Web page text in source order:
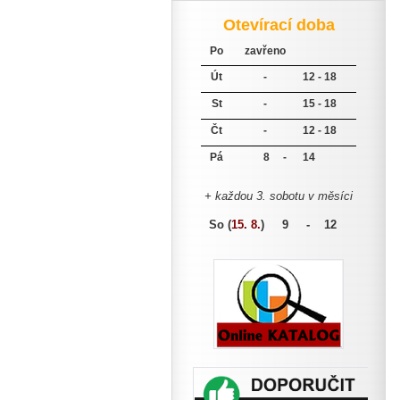
Otevírací doba
Po zavřeno
Út - 12 - 18
St - 15 - 18
Čt - 12 - 18
Pá 8 - 14
+ každou 3. sobotu v měsíci
So (15. 8.) 9 - 12